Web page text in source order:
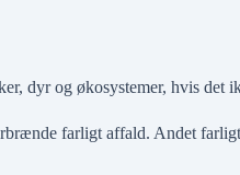
dyr og økosystemer, hvis det
farligt affald. Andet